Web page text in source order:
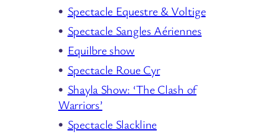
Spectacle Equestre & Voltige
Spectacle Sangles Aériennes
Equilbre show
Spectacle Roue Cyr
Shayla Show: ‘The Clash of
Warriors’
Spectacle Slackline